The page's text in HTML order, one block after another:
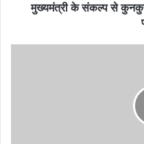
मुख्यमंत्री के संकल्प से